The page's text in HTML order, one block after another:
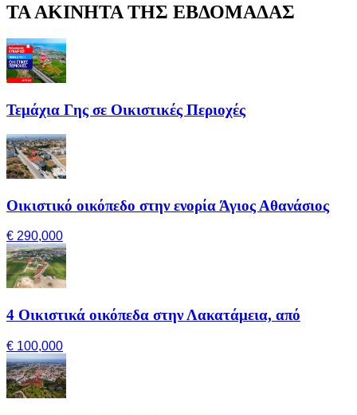
ΤΑ ΑΚΙΝΗΤΑ ΤΗΣ ΕΒΔΟΜΑΔΑΣ
Τεμάχια Γης σε Οικιστικές Περιοχές
Οικιστικό οικόπεδο στην ενορία Άγιος Αθανάσιος
€ 290,000
4 Οικιστικά οικόπεδα στην Λακατάμεια, από
€ 100,000